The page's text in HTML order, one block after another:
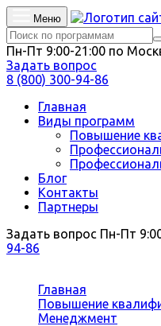
Меню
Пн-Пт 9:00-21:00 по
Задать вопрос
8 (800) 300-94-86
Главная
Виды программ
Повышение
Блог
Контакты
Партнеры
Задать вопрос Пн-Пт
94-86
Главная
Повышение
Менеджмент